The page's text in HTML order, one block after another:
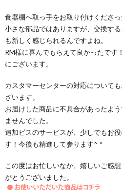
食器棚へ取っ手をお取り付けくださ
小さな部品ではありますが、交換す
も新しく感じられるんですよね。
RM様に喜んでもらえて良かったです
にございます。
カスタマーセンターの対応について
ざいます。
お届けした商品に不具合があったよ
ませんでした。
追加ビスのサービスが、少しでもお
す！今後も精進して参ります^ ^
この度はお忙しいなか、嬉しいご感
がとうございました。